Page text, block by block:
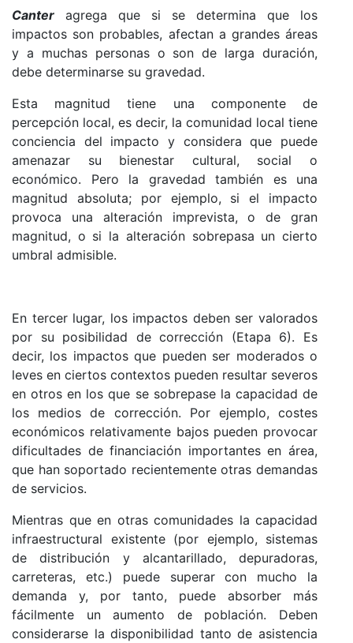
Canter agrega que si se determina que los
impactos son probables, afectan a grandes áreas
y a muchas personas o son de larga duración,
debe determinarse su gravedad.
Esta magnitud tiene una componente de
percepción local, es decir, la comunidad local tiene
conciencia del impacto y considera que puede
amenazar su bienestar cultural, social o
económico. Pero la gravedad también es una
magnitud absoluta; por ejemplo, si el impacto
provoca una alteración imprevista, o de gran
magnitud, o si la alteración sobrepasa un cierto
umbral admisible.
En tercer lugar, los impactos deben ser valorados
por su posibilidad de corrección (Etapa 6). Es
decir, los impactos que pueden ser moderados o
leves en ciertos contextos pueden resultar severos
en otros en los que se sobrepase la capacidad de
los medios de corrección. Por ejemplo, costes
económicos relativamente bajos pueden provocar
dificultades de financiación importantes en área,
que han soportado recientemente otras demandas
de servicios.
Mientras que en otras comunidades la capacidad
infraestructural existente (por ejemplo, sistemas
de distribución y alcantarillado, depuradoras,
carreteras, etc.) puede superar con mucho la
demanda y, por tanto, puede absorber más
fácilmente un aumento de población. Deben
considerarse la disponibilidad tanto de asistencia